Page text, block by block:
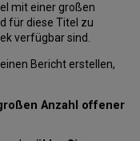
mit einer großen
für diese Titel zu
verfügbar sind.
Bericht erstellen,
Anzahl offener